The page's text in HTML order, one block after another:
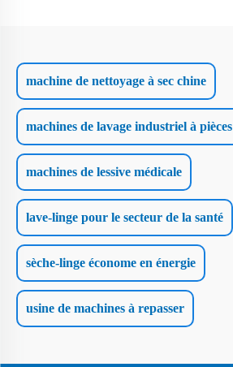
machine de nettoyage à sec chine
machines de lavage industriel à pièces
machines de lessive médicale
lave-linge pour le secteur de la santé
sèche-linge économe en énergie
usine de machines à repasser